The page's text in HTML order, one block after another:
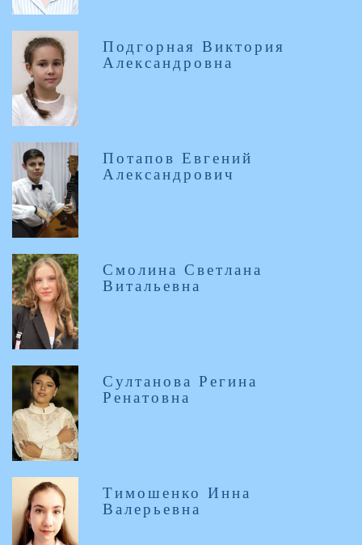
Подгорная Виктория
Александровна
Потапов Евгений
Александрович
Смолина Светлана
Витальевна
Султанова Регина
Ренатовна
Тимошенко Инна
Валерьевна